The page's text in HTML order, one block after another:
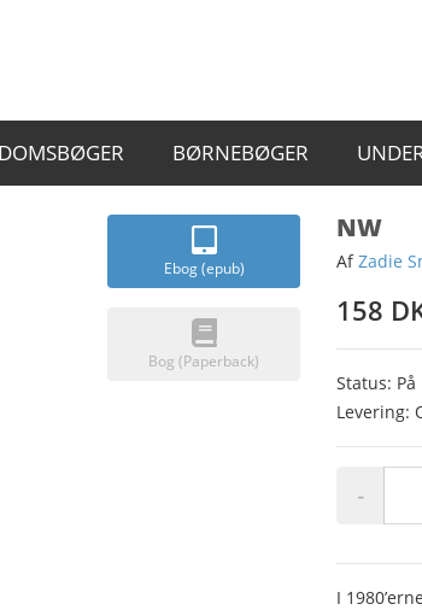
BØRNEBØGER
Ebog (epub)
Bog (Paperback)
NW
AfZadie
158
Status:
Levering:
-
I